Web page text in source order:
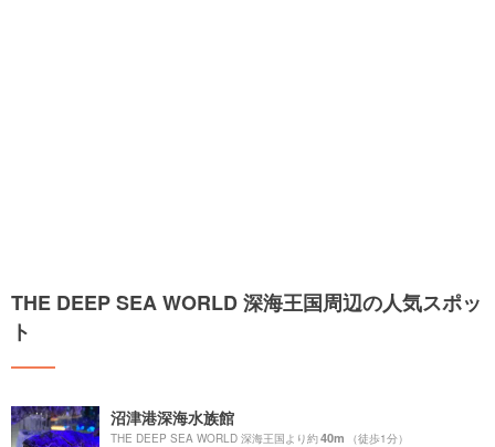
THE DEEP SEA WORLD 深海王国周辺の人気スポッ
ト
沼津港深海水族館
THE DEEP SEA WORLD 深海王国より約40m （徒歩1分）